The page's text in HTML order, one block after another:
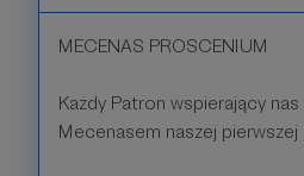
MECENAS PROSCENIUM
Każdy Patron wspierający
Mecenasem naszej pierwszej